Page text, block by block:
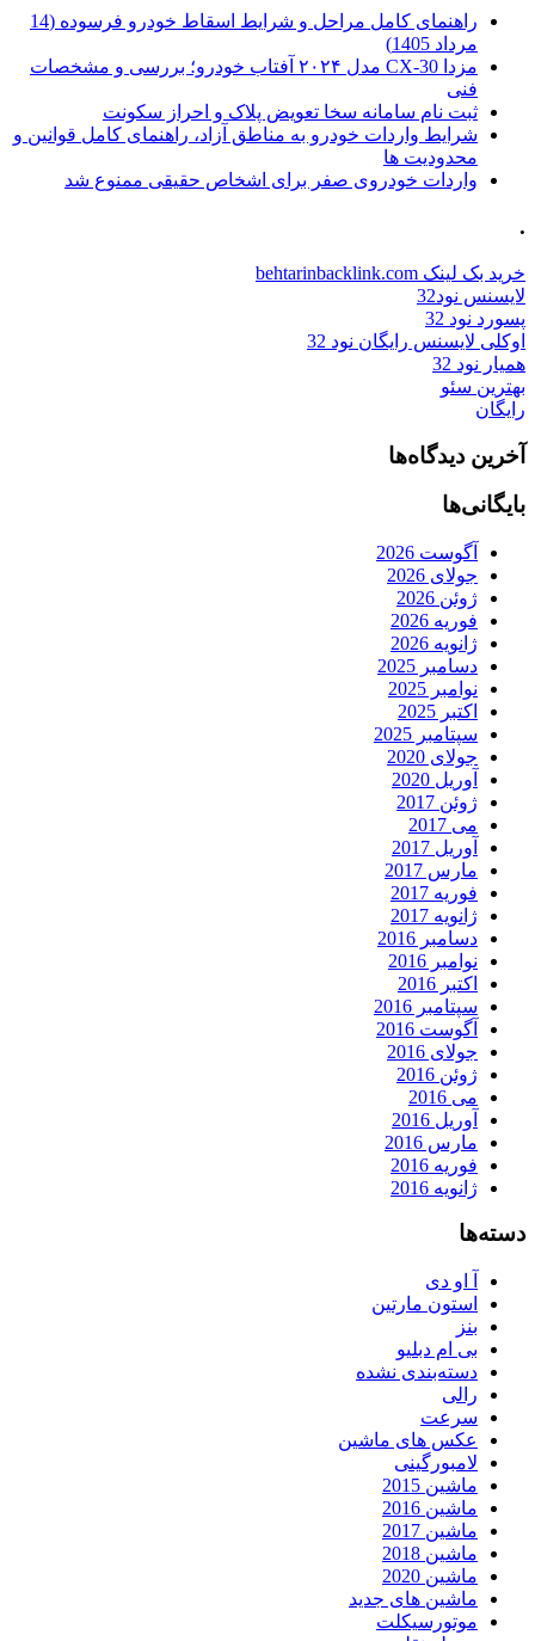
راهنمای کامل مراحل و شرایط اسقاط خودرو فرسوده (14
مرداد 1405)
مزدا CX-30 مدل ۲۰۲۴ آفتاب خودرو؛ بررسی و مشخصات
فنی
ثبت نام سامانه سخا تعویض پلاک و احراز سکونت
شرایط واردات خودرو به مناطق آزاد، راهنمای کامل قوانین و
محدودیت ها
واردات خودروی صفر برای اشخاص حقیقی ممنوع شد
.
خرید بک لینک behtarinbacklink.com
لایسنس نود32
پسورد نود 32
اوکلی لایسنس رایگان نود 32
همیار نود 32
بهترین سئو
رایگان
آخرین دیدگاه‌ها
بایگانی‌ها
آگوست 2026
جولای 2026
ژوئن 2026
فوریه 2026
ژانویه 2026
دسامبر 2025
نوامبر 2025
اکتبر 2025
سپتامبر 2025
جولای 2020
آوریل 2020
ژوئن 2017
می 2017
آوریل 2017
مارس 2017
فوریه 2017
ژانویه 2017
دسامبر 2016
نوامبر 2016
اکتبر 2016
سپتامبر 2016
آگوست 2016
جولای 2016
ژوئن 2016
می 2016
آوریل 2016
مارس 2016
فوریه 2016
ژانویه 2016
دسته‌ها
آ او دی
استون مارتین
بنز
بی ام دبلیو
دسته‌بندی نشده
رالی
سرعت
عکس های ماشین
لامبورگینی
ماشین 2015
ماشین 2016
ماشین 2017
ماشین 2018
ماشین 2020
ماشین های جدید
موتورسیکلت